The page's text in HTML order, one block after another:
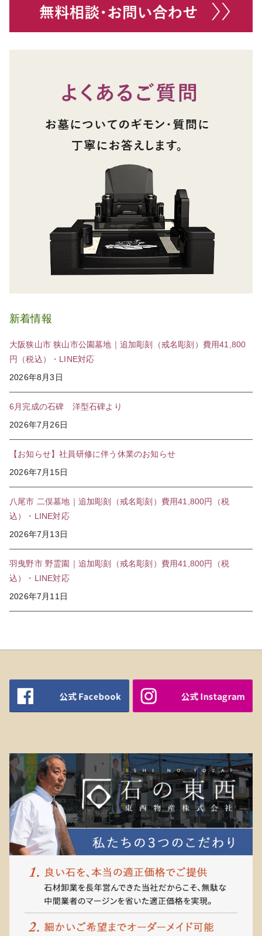
新着情報
大阪狭山市 狭山市公園墓地｜追加彫刻（戒名彫刻）費用41,800
円（税込）・LINE対応
2026年8月3日
6月完成の石碑 洋型石碑より
2026年7月26日
【お知らせ】社員研修に伴う休業のお知らせ
2026年7月15日
八尾市 二俣墓地｜追加彫刻（戒名彫刻）費用41,800円（税
込）・LINE対応
2026年7月13日
羽曳野市 野霊園｜追加彫刻（戒名彫刻）費用41,800円（税
込）・LINE対応
2026年7月11日